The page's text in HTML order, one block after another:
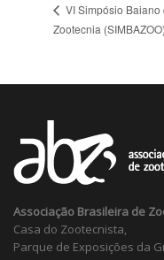
VI Simpósio Baiano
Zootecnia (SIMBAZOO)
Associação Brasileira de
Casa do Zootecnista,
Parque de Exposições da